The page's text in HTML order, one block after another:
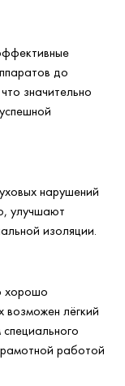
до
значительно
нарушений
улучшают
изоляции.
хорошо
возможен лёгкий
работой